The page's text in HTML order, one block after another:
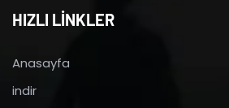
HIZLI LİNKLER
Anasayfa
indir